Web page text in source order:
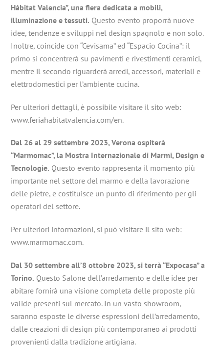
Hábitat Valencia”, una fiera dedicata a mobili,
illuminazione e tessuti. Questo evento proporrà nuove
idee, tendenze e sviluppi nel design spagnolo e non solo.
Inoltre, coincide con “Cevisama” ed “Espacio Cocina”: il
primo si concentrerà su pavimenti e rivestimenti ceramici,
mentre il secondo riguarderà arredi, accessori, materiali e
elettrodomestici per l’ambiente cucina.
Per ulteriori dettagli, è possibile visitare il sito web:
www.feriahabitatvalencia.com/en.
Dal 26 al 29 settembre 2023, Verona ospiterà
“Marmomac”, la Mostra Internazionale di Marmi, Design e
Tecnologie. Questo evento rappresenta il momento più
importante nel settore del marmo e della lavorazione
delle pietre, e costituisce un punto di riferimento per gli
operatori del settore.
Per ulteriori informazioni, si può visitare il sito web:
www.marmomac.com.
Dal 30 settembre all’8 ottobre 2023, si terrà “Expocasa” a
Torino. Questo Salone dell’arredamento e delle idee per
abitare fornirà una visione completa delle proposte più
valide presenti sul mercato. In un vasto showroom,
saranno esposte le diverse espressioni dell’arredamento,
dalle creazioni di design più contemporaneo ai prodotti
provenienti dalla tradizione artigiana.